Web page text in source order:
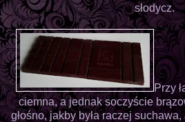
słodycz.
Przy
ciemna, a jednak soczyście
głośno, jakby była raczej